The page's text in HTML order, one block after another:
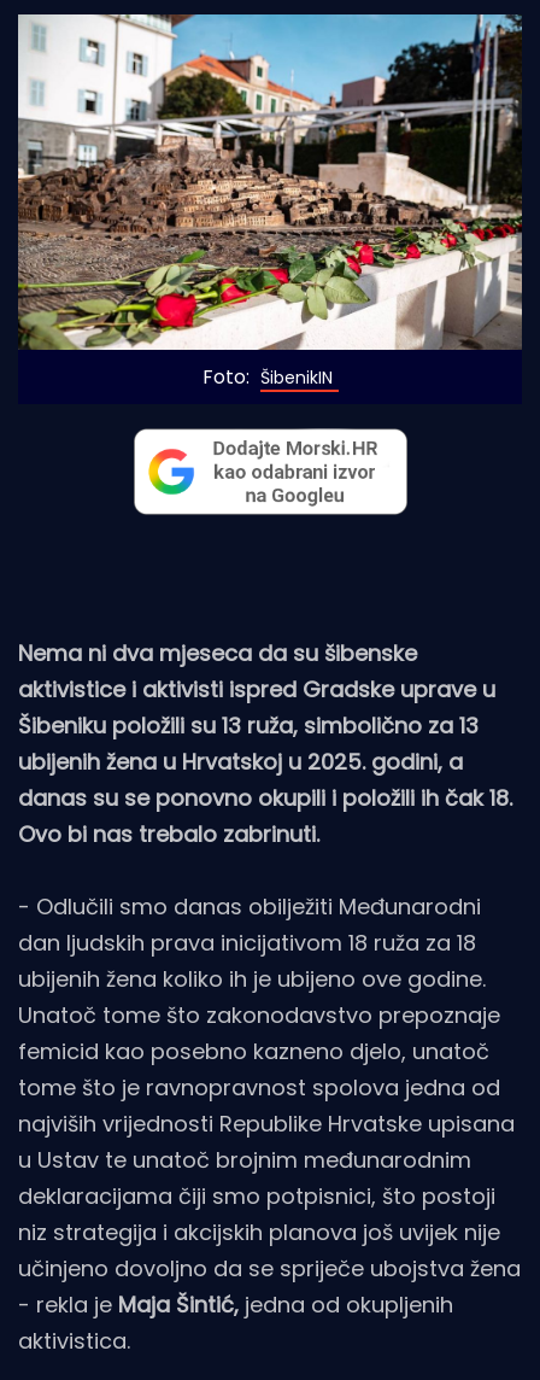
Foto: ŠibenikIN
Nema ni dva mjeseca da su šibenske
aktivistice i aktivisti ispred Gradske uprave u
Šibeniku položili su 13 ruža, simbolično za 13
ubijenih žena u Hrvatskoj u 2025. godini, a
danas su se ponovno okupili i položili ih čak 18.
Ovo bi nas trebalo zabrinuti.
- Odlučili smo danas obilježiti Međunarodni
dan ljudskih prava inicijativom 18 ruža za 18
ubijenih žena koliko ih je ubijeno ove godine.
Unatoč tome što zakonodavstvo prepoznaje
femicid kao posebno kazneno djelo, unatoč
tome što je ravnopravnost spolova jedna od
najviših vrijednosti Republike Hrvatske upisana
u Ustav te unatoč brojnim međunarodnim
deklaracijama čiji smo potpisnici, što postoji
niz strategija i akcijskih planova još uvijek nije
učinjeno dovoljno da se spriječe ubojstva žena
- rekla je Maja Šintić, jedna od okupljenih
aktivistica.